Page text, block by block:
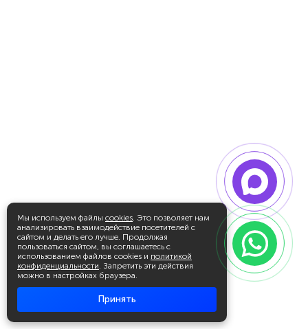
Мы используем файлы cookies. Это позволяет нам
анализировать взаимодействие посетителей с
сайтом и делать его лучше. Продолжая
пользоваться сайтом, вы соглашаетесь с
использованием файлов cookies и политикой
конфиденциальности. Запретить эти действия
можно в настройках браузера.
Принять